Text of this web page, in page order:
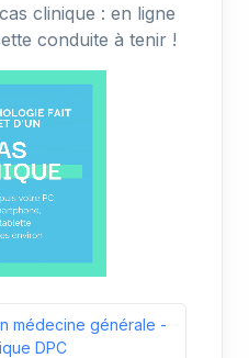
clinique : en ligne
conduite à tenir !
médecine générale -
DPC